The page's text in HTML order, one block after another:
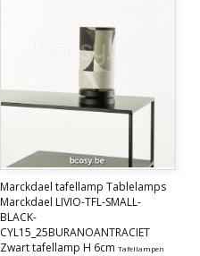
Marckdael tafellamp Tablelamps
Marckdael LIVIO-TFL-SMALL-
BLACK-
CYL15_25BURANOANTRACIET
Zwart tafellamp H 6cm Tafellampen